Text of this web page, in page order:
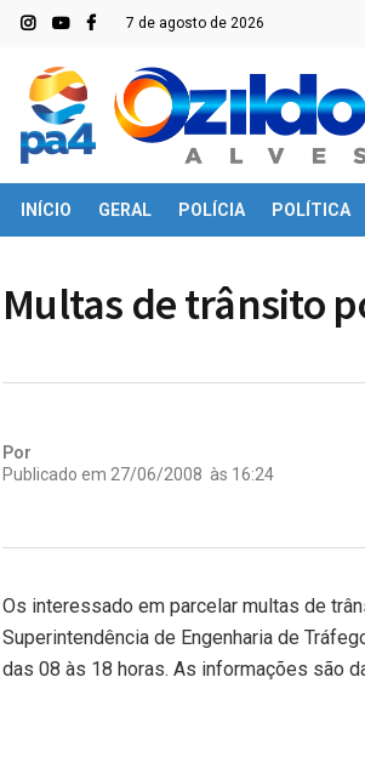
7 de agosto de 2026
INÍCIO GERAL POLÍCIA POLÍTICA
Multas de trânsito
Por
Publicado em 27/06/2008 às 16:24
Os interessado em parcelar multas de
Superintendência de Engenharia de
das 08 às 18 horas. As informações são